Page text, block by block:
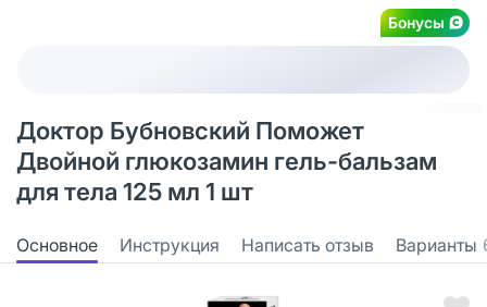
Бонусы
Доктор Бубновский Поможет
Двойной глюкозамин гель-бальзам
для тела 125 мл 1 шт
Основное Инструкция Написать отзыв Варианты